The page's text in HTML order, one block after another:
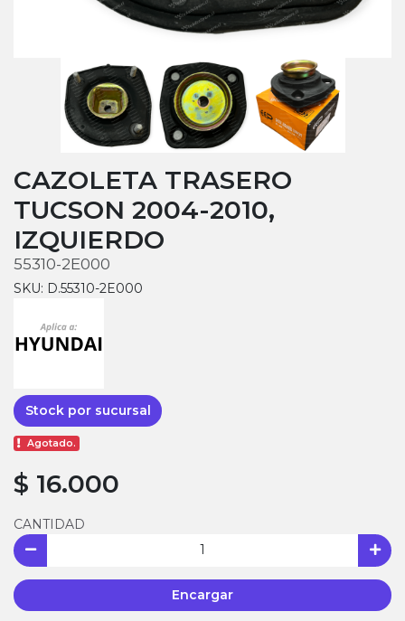
CAZOLETA TRASERO
TUCSON 2004-2010,
IZQUIERDO
55310-2E000
SKU: D.55310-2E000
Stock por sucursal
Agotado.
$ 16.000
CANTIDAD
Encargar